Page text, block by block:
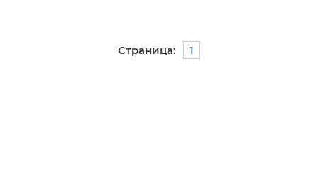
Страница: 1